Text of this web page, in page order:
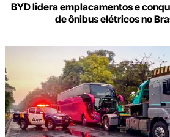
BYD lidera emplacamentos e
de ônibus elétricos no